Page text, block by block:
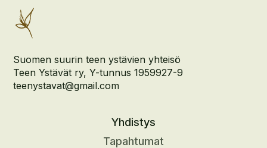
Suomen suurin teen ystävien yhteisö
Teen Ystävät ry, Y-tunnus 1959927-9
teenystavat@gmail.com
Yhdistys
Tapahtumat